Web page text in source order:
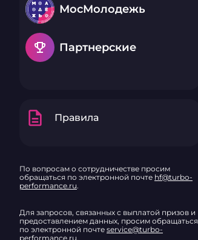
МосМолодежь
emoji_events Партнерские
description Правила
По вопросам о сотрудничестве просим
обращаться по электронной почте hf@turbo-
performance.ru.
Для запросов, связанных с выплатой призов и
предоставлением данных, просим обращаться
по электронной почте service@turbo-
performance.ru.